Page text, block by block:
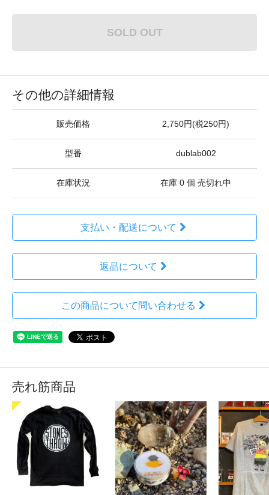
SOLD OUT
その他の詳細情報
販売価格 2,750円(税250円)
型番 dublab002
在庫状況 在庫 0 個 売切れ中
支払い・配送について
返品について
この商品について問い合わせる
売れ筋商品